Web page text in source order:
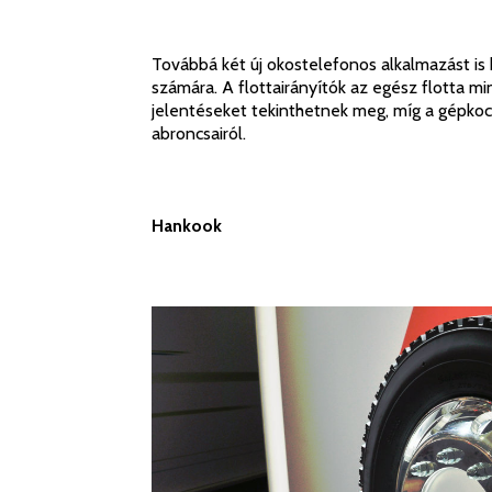
Továbbá két új okostelefonos alkalmazást
számára. A flottairányítók az egész flotta
jelentéseket tekinthetnek meg, míg a
abroncsairól.
Hankook